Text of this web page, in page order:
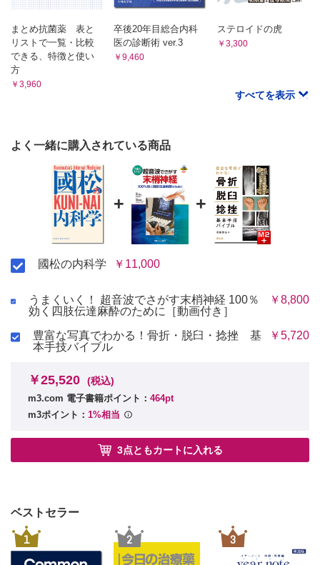
1 高血圧症
2 急性心不全
3 急性冠症候群
4 大動脈解離
10 徐脈性不整脈
11 肺血栓塞栓症
12 肺高血圧症
13 収縮性心膜炎
14 急性心膜炎
15 心筋炎
16 たこつぼ型心筋症
17 末梢動脈疾患
1 くも膜下出血
3 慢性硬膜下血腫
4 脳梗塞
6 特発性正常圧水頭症
7 てんかん
8 自己免疫性脳炎
10 脊髄梗塞
11 重症筋無力症
14 脊髄小脳変性症
15 パーキンソン病
17 ギラン・バレー症候群
まとめ抗菌薬 表と
リストで一覧・比較
できる、特徴と使い
方
￥3,960
卒後20年目総合内科
医の診断術 ver.3
￥9,460
ステロイドの虎
￥3,300
すべてを表示
よく一緒に購入されている商品
+ +
國松の内科学 ￥11,000
うまくいく！ 超音波でさがす末梢神経 100％
効く四肢伝達麻酔のために［動画付き］
￥8,800
豊富な写真でわかる！骨折・脱臼・捻挫 基
本手技バイブル
￥5,720
￥25,520 (税込)
m3.com 電子書籍ポイント： 464pt
m3ポイント： 1%相当
3点ともカートに入れる
ベストセラー
1 2 3